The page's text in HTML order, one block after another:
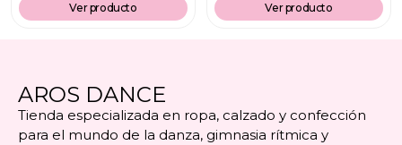
Ver producto Ver producto
AROS DANCE
Tienda especializada en ropa, calzado y confección
para el mundo de la danza, gimnasia rítmica y